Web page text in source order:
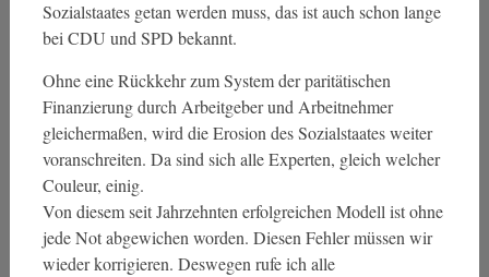
Sozialstaates getan werden muss, das ist auch schon lange
bei CDU und SPD bekannt.
Ohne eine Rückkehr zum System der paritätischen
Finanzierung durch Arbeitgeber und Arbeitnehmer
gleichermaßen, wird die Erosion des Sozialstaates weiter
voranschreiten. Da sind sich alle Experten, gleich welcher
Couleur, einig.
Von diesem seit Jahrzehnten erfolgreichen Modell ist ohne
jede Not abgewichen worden. Diesen Fehler müssen wir
wieder korrigieren. Deswegen rufe ich alle